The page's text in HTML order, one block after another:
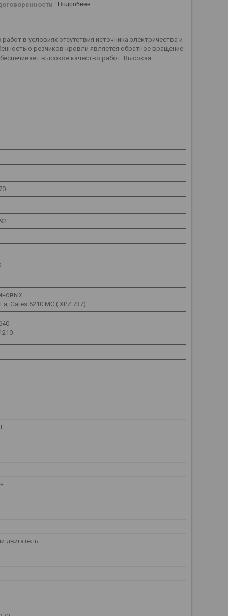
Подробнее
в условиях отсутствия источника электричества и
резчиков кровли является обратное вращение
высокое качество работ. Высокая
Gates 6210 MC ( XPZ 737)
двигатель